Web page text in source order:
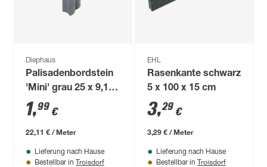
Diephaus
Palisadenbordstein
'Mini' grau 25 x 9,1 x
6 cm
1,99 €
22,11 € / Meter
Lieferung nach Hause
Bestellbar in Troisdorf
EHL
Rasenkante schwarz
5 x 100 x 15 cm
3,29 €
3,29 € / Meter
Lieferung nach Hause
Bestellbar in Troisdorf